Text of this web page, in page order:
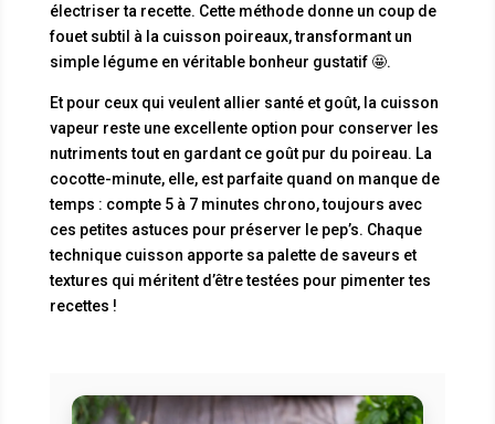
électriser ta recette. Cette méthode donne un coup de
fouet subtil à la cuisson poireaux, transformant un
simple légume en véritable bonheur gustatif 🤩.
Et pour ceux qui veulent allier santé et goût, la cuisson
vapeur reste une excellente option pour conserver les
nutriments tout en gardant ce goût pur du poireau. La
cocotte-minute, elle, est parfaite quand on manque de
temps : compte 5 à 7 minutes chrono, toujours avec
ces petites astuces pour préserver le pep’s. Chaque
technique cuisson apporte sa palette de saveurs et
textures qui méritent d’être testées pour pimenter tes
recettes !